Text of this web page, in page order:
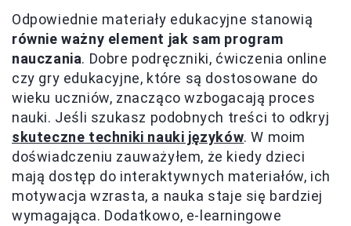
Odpowiednie materiały edukacyjne stanowią
równie ważny element jak sam program
nauczania. Dobre podręczniki, ćwiczenia online
czy gry edukacyjne, które są dostosowane do
wieku uczniów, znacząco wzbogacają proces
nauki. Jeśli szukasz podobnych treści to odkryj
skuteczne techniki nauki języków. W moim
doświadczeniu zauważyłem, że kiedy dzieci
mają dostęp do interaktywnych materiałów, ich
motywacja wzrasta, a nauka staje się bardziej
wymagająca. Dodatkowo, e-learningowe